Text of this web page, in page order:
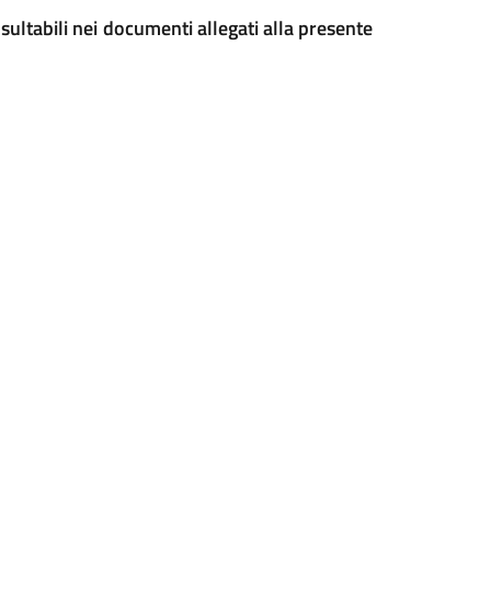
nei documenti allegati alla presente